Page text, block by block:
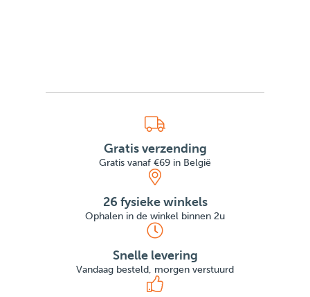
Gratis verzending
Gratis vanaf €69 in België
26 fysieke winkels
Ophalen in de winkel binnen 2u
Snelle levering
Vandaag besteld, morgen verstuurd